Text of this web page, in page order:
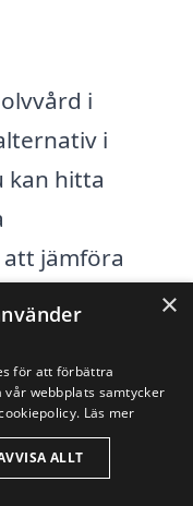
i
i
kan hitta
jämföra
Här är
överväga:
×
för att förbättra
vår webbplats samtycker
Läs mer
ALLT